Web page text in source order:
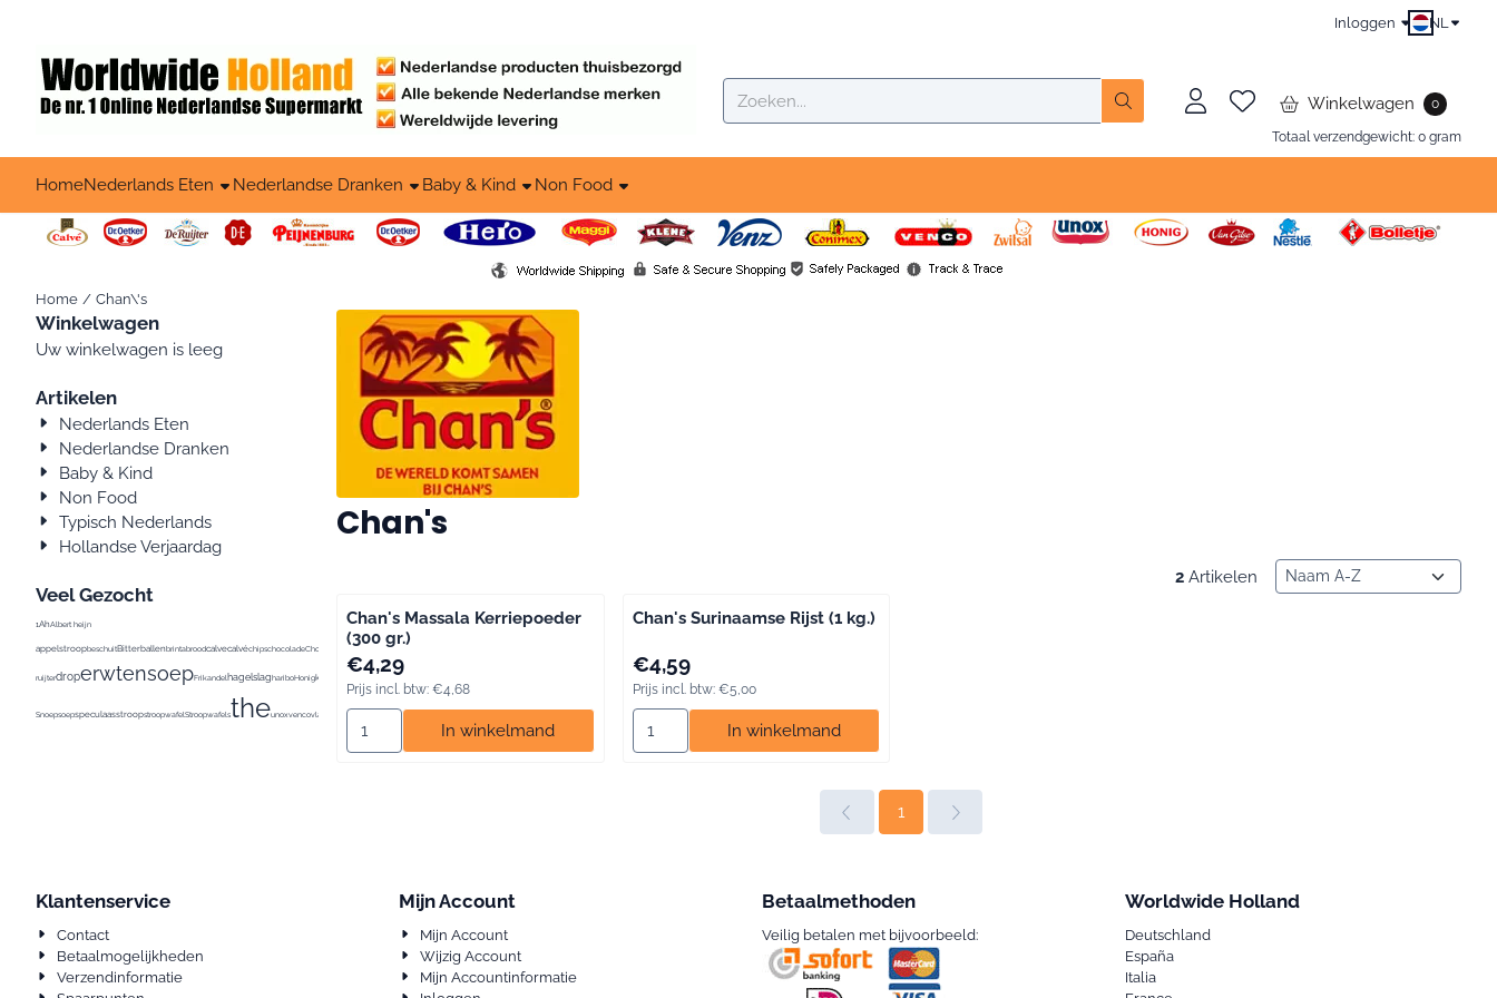
Inloggen NL
Zoeken
Winkelwagen 0
Totaal verzendgewicht: 0 gram
HomeNederlands Eten Nederlandse Dranken Baby & Kind Non Food
Home / Chan\'s
Winkelwagen
Uw winkelwagen is leeg
Artikelen
Nederlands Eten
Nederlandse Dranken
Baby & Kind
Non Food
Typisch Nederlands
Hollandse Verjaardag
Veel Gezocht
1AhAlbert heijn
appelstroopbeschuitBitterballenbrintabroodcalvecalvéchipschocoladeChocomel conimex curry
ruijterdroperwtensoepFrikandelhagelslaghariboHonigkaas koffie SambalSate
SnoepsoepspeculaasstroopstroopwafelStroopwafelstheunoxvencovla vlokken
Chan's
2 Artikelen Sorteermethode
Chan's Massala Kerriepoeder
(300 gr.)
Prijs: 4,29, inclusief btw: 4,68
€4,29
Prijs incl. btw: €4,68
Aantal kiezen voor Chan's Massala Kerriepoeder (300 gr.)
In winkelmand
Chan's Surinaamse Rijst (1 kg.)
Prijs: 4,59, inclusief btw: 5,00
€4,59
Prijs incl. btw:€5,00
Aantal kiezen voor Chan's Surinaamse Rijst (1 kg.)
In winkelmand
1
Klantenservice
Contact
Betaalmogelijkheden
Verzendinformatie
Mijn Account
Mijn Account
Wijzig Account
Mijn Accountinformatie
Betaalmethoden
Veilig betalen met bijvoorbeeld:
Worldwide Holland
Deutschland
España
Italia